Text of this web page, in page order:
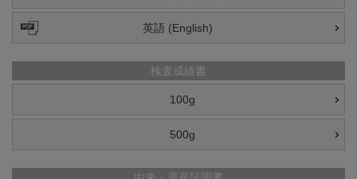
英語 (English)
検査成績書
100g
500g